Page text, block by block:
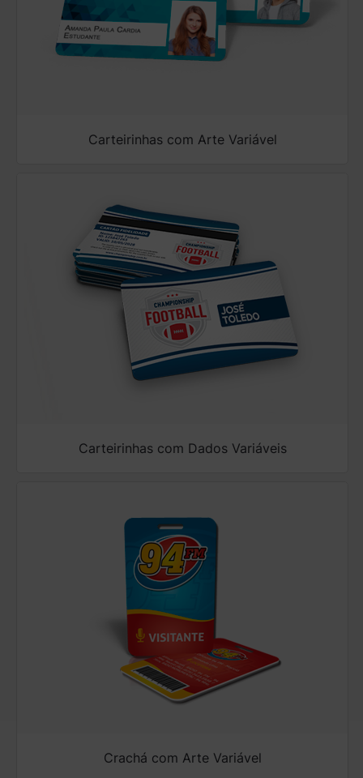
Carteirinhas com Arte Variável
Carteirinhas com Dados Variáveis
Crachá com Arte Variável